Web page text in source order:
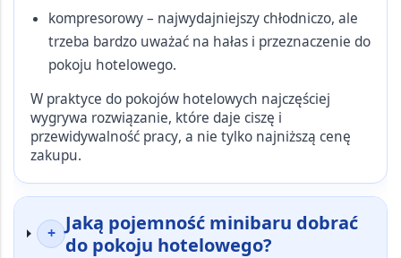
kompresorowy– najwydajniejszy chłodniczo, ale
trzeba bardzo uważać na hałas i przeznaczenie do
pokoju hotelowego.
W praktyce do pokojów hotelowych najczęściej
wygrywa rozwiązanie, które daje ciszę i
przewidywalność pracy, a nie tylko najniższą cenę
zakupu.
+ Jaką pojemność minibaru dobrać
do pokoju hotelowego?